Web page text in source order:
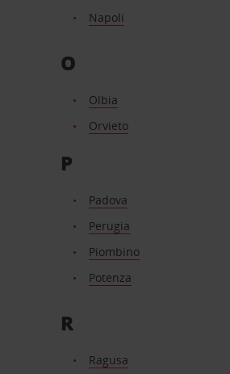
Napoli
O
Olbia
Orvieto
P
Padova
Perugia
Piombino
Potenza
R
Ragusa